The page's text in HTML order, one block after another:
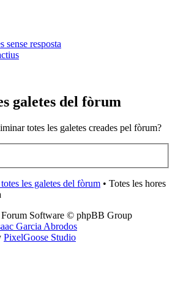
sense resposta
galetes del fòrum
totes les galetes creades pel fòrum?
les galetes del fòrum • Totes les hores
Software © phpBB Group
Garcia Abrodos
PixelGoose Studio